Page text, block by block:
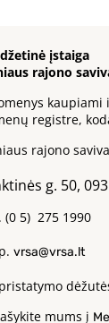
įstaiga
rajono
registre,
rajono
g. 50,
(0 5) 275 1990
vrsa@vrsa.lt
mums į